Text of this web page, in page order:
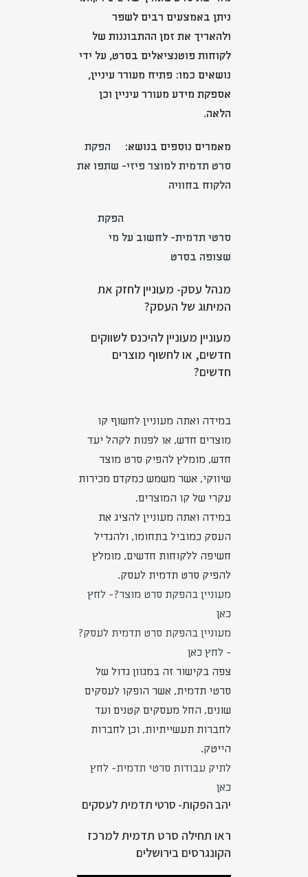
ניתן באמצעים רבים לשפר
ולהאריך את זמן ההתבוננות של
לקוחות פוטנציאלים בסרט, על ידי
נושאים כמו: פתיח מעורר עיניין,
אספקת מידע מעורר עיניין וכן
הלאה.
מאמרים נוספים בנושא: הפקת
סרט תדמית למוצר פיזי- שתפו את
הלקוח בחוויה
הפקת
סרטי תדמית- לחשוב על מי
שצופה בסרט
מנהל עסק- מעוניין לחזק את
המיתוג של העסק?
מעוניין מעוניין להיכנס לשווקים
חדשים, או לחשוף מוצרים
חדשים?
במידה ואתה מעוניין לחשוף קו
מוצרים חדש, או לפנות לקהל יעד
חדש, מומלץ להפיק סרט מוצר
שיווקי, אשר משמש כמקדם מכירות
עקרי של קו המוצרים.
במידה ואתה מעוניין להציג את
העסק כמוביל בתחומו, ולהגדיל
חשיפה ללקוחות חדשים, מומלץ
להפיק סרט תדמית לעסק.
מעוניין בהפקת סרט מוצר?- לחץ
כאן
מעוניין בהפקת סרט תדמית לעסק?
- לחץ כאן
צפה בקישור זה במגוון גדול של
סרטי תדמית, אשר הופקו לעסקים
שונים, החל מעסקים קטנים ועד
לחברות תעשייתיות, וכן לחברות
הייטק.
לתיק עבודות סרטי תדמית- לחץ
כאן
יהב הפקות- סרטי תדמית לעסקים
ראו תחילה סרט תדמית למרכז
הקונגרסים בירושלים